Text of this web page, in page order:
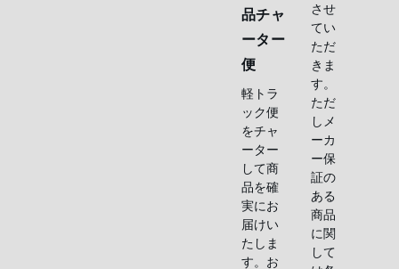
品チャ
ーター
便
軽トラ
ック便
をチャ
ーター
して商
品を確
実にお
届けい
たしま
す。お
させ
てい
ただ
きま
す。
ただ
しメ
ーカ
ー保
証の
ある
商品
に関
して